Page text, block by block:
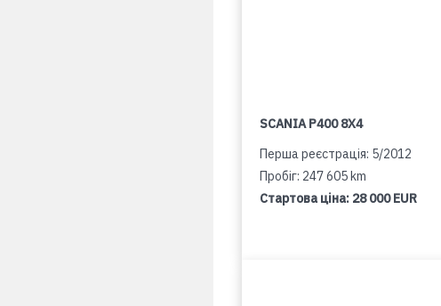
SCANIA P400 8X4
Перша реєстрація: 5/2012
Пробіг: 247 605 km
Стартова ціна: 28 000 EUR